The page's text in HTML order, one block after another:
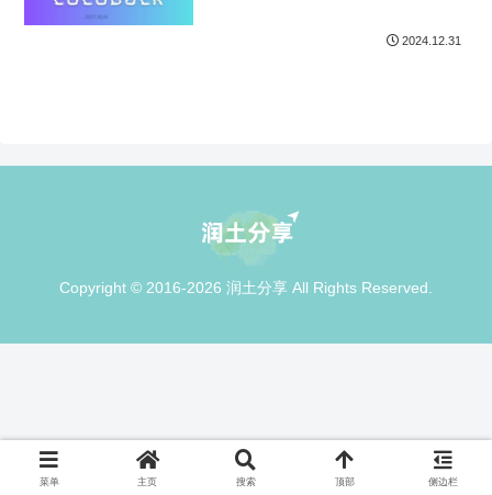
2024.12.31
Copyright © 2016-2026 润土分享 All Rights Reserved.
菜单 主页 搜索 顶部 侧边栏